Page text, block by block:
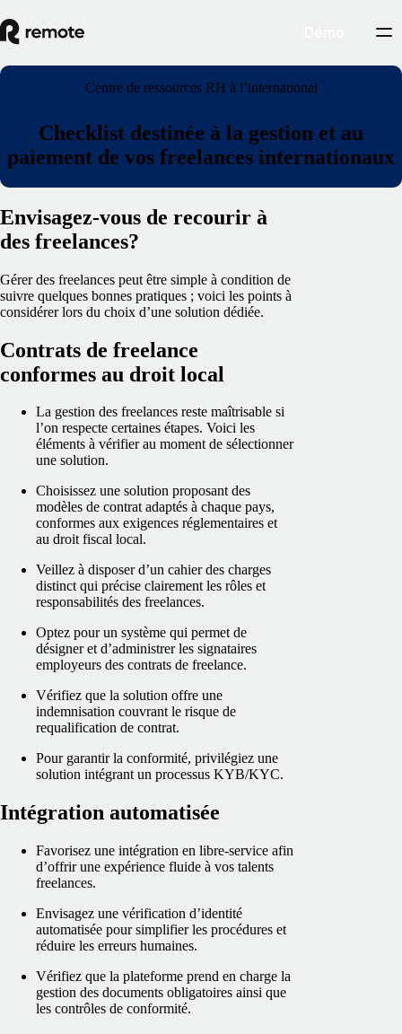
Centre de ressources RH à l’international
Checklist destinée à la gestion et au
paiement de vos freelances internationaux
Envisagez‑vous de recourir à
des freelances?
Gérer des freelances peut être simple à condition de
suivre quelques bonnes pratiques ; voici les points à
considérer lors du choix d’une solution dédiée.
Contrats de freelance
conformes au droit local
La gestion des freelances reste maîtrisable si
l’on respecte certaines étapes. Voici les
éléments à vérifier au moment de sélectionner
une solution.
Choisissez une solution proposant des
modèles de contrat adaptés à chaque pays,
conformes aux exigences réglementaires et
au droit fiscal local.
Veillez à disposer d’un cahier des charges
distinct qui précise clairement les rôles et
responsabilités des freelances.
Optez pour un système qui permet de
désigner et d’administrer les signataires
employeurs des contrats de freelance.
Vérifiez que la solution offre une
indemnisation couvrant le risque de
requalification de contrat.
Pour garantir la conformité, privilégiez une
solution intégrant un processus KYB/KYC.
Intégration automatisée
Favorisez une intégration en libre‑service afin
d’offrir une expérience fluide à vos talents
freelances.
Envisagez une vérification d’identité
automatisée pour simplifier les procédures et
réduire les erreurs humaines.
Vérifiez que la plateforme prend en charge la
gestion des documents obligatoires ainsi que
les contrôles de conformité.